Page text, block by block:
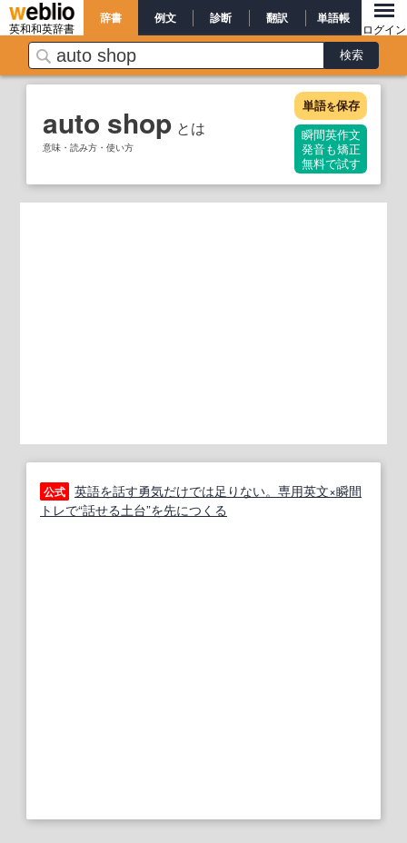
英和和英辞書
辞書 例文 診断 翻訳 単語帳
ログイン
auto shop とは
意味・読み方・使い方
単語を保存
瞬間英作文
発音も矯正
無料で試す
公式 英語を話す勇気だけでは足りない。専用英文×瞬間
トレで“話せる土台”を先につくる